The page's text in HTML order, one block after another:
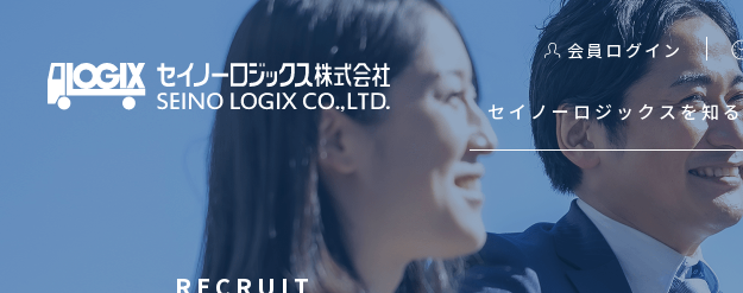
会員ログイン
セイノーロジックスを知る
セイノーロジックスを知る